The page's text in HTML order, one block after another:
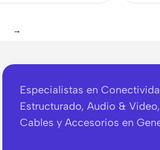
→
Especialistas en
Estructurado, Audio &
Cables y Accesorios en